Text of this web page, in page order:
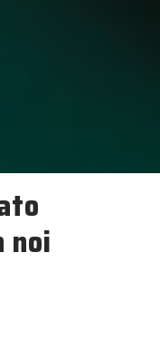
noi